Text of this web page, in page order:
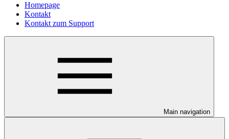
Homepage
Kontakt
Kontakt zum Support
Main navigation